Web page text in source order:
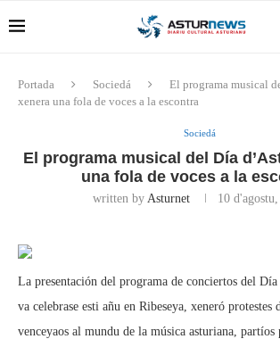
Portada Sociedá
El programa musical
xenera una fola de voces a la escontra
Sociedá
El programa musical del Día
una fola de voces a la
written by Asturnet 10
La presentación del programa de conciertos del
va celebrase esti añu en Ribeseya, xeneró protestes
venceyaos al mundu de la música asturiana,